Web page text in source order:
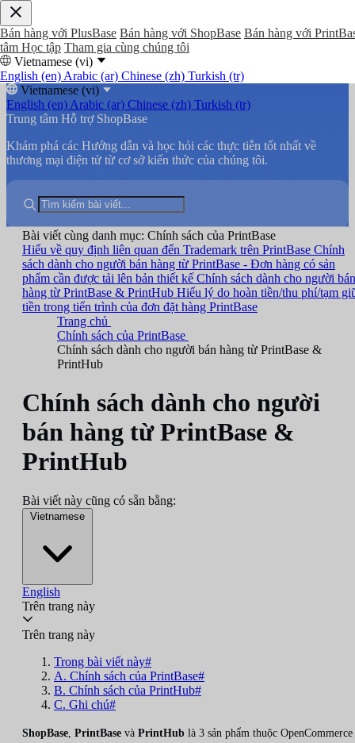
Bán hàng với PlusBase Bán hàng với ShopBase Bán hàng với
tâm Học tập Tham gia cùng chúng tôi
Vietnamese (vi)
English (en) Arabic (ar) Chinese (zh) Turkish (tr)
Vietnamese (vi)
English (en) Arabic (ar) Chinese (zh) Turkish (tr)
Trung tâm Hỗ trợ ShopBase
Khám phá các Hướng dẫn và học hỏi các thực tiễn tốt nhất về
thương mại điện tử từ cơ sở kiến thức của chúng tôi.
Bài viết cùng danh mục: Chính sách của PrintBase
Hiểu về quy định liên quan đến Trademark trên PrintBase Chính
sách dành cho người bán hàng từ PrintBase - Đơn hàng có sản
phẩm cần được tải lên bản thiết kế Chính sách dành cho người bán
hàng từ PrintBase & PrintHub Hiểu lý do hoàn tiền/thu phí/tạm
tiền trong tiến trình của đơn đặt hàng PrintBase
Trang chủ
Chính sách của PrintBase
Chính sách dành cho người bán hàng từ PrintBase &
PrintHub
Chính sách dành cho người
bán hàng từ PrintBase &
PrintHub
Bài viết này cũng có sẵn bằng:
Vietnamese
English
Trên trang này
Trên trang này
Trong bài viết này#
A. Chính sách của PrintBase#
B. Chính sách của PrintHub#
C. Ghi chú#
ShopBase PrintBase và PrintHub là 3 sản phẩm thuộc OpenCommerce